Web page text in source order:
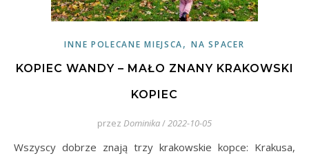
INNE POLECANE MIEJSCA,NA SPACER
KOPIEC WANDY – MAŁO ZNANY KRAKOWSKI
KOPIEC
przez Dominika/2022-10-05
Wszyscy dobrze znają trzy krakowskie kopce: Krakusa,